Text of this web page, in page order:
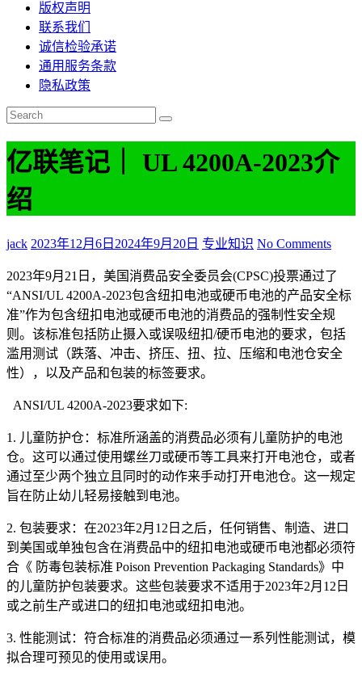
版权声明
联系我们
诚信检验承诺
通用服务条款
隐私政策
亿联笔记｜ UL 4200A-2023介
绍
jack 2023年12月6日 2024年9月20日 专业知识 No Comments
2023年9月21日，美国消费品安全委员会(CPSC)投票通过了
“ANSI/UL 4200A-2023包含纽扣电池或硬币电池的产品安全标
准”作为包含纽扣电池或硬币电池的消费品的强制性安全规
则。该标准包括防止摄入或误吸纽扣/硬币电池的要求，包括
滥用测试（跌落、冲击、挤压、扭、拉、压缩和电池仓安全
性），以及产品和包装的标签要求。
ANSI/UL 4200A-2023要求如下:
1. 儿童防护仓：标准所涵盖的消费品必须有儿童防护的电池
仓。这可以通过使用螺丝刀或硬币等工具来打开电池仓，或者
通过至少两个独立且同时的动作来手动打开电池仓。这一规定
旨在防止幼儿轻易接触到电池。
2. 包装要求：在2023年2月12日之后，任何销售、制造、进口
到美国或单独包含在消费品中的纽扣电池或硬币电池都必须符
合《 防毒包装标准 Poison Prevention Packaging Standards》中
的儿童防护包装要求。这些包装要求不适用于2023年2月12日
或之前生产或进口的纽扣电池或纽扣电池。
3. 性能测试：符合标准的消费品必须通过一系列性能测试，模
拟合理可预见的使用或误用。